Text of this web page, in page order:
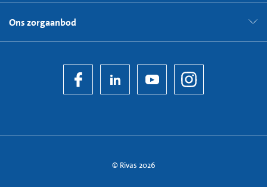
Ons zorgaanbod
© Rivas 2026